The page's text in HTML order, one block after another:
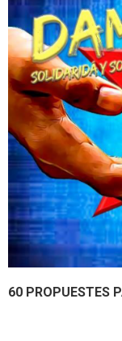
60 PROPUESTES